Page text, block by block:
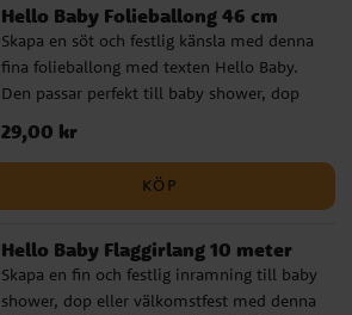
Hello Baby Folieballong 46 cm
Skapa en söt och festlig känsla med denna
fina folieballong med texten Hello Baby.
Den passar perfekt till baby shower, dop
eller välkomstfest och blir ett dekorativt
blickfång som lyfter hela firandet.
Ballongen kan fyllas med helium eller luft
och har en självslutande ventil som gör
egen hand eller tillsammans med andra
ballonger och dekorationer när du vill
skapa en mjuk och genomtänkt festmiljö.
Pris:29,00 kr
29,00 kr
KÖP
Hello Baby Flaggirlang 10 meter
Skapa en fin och festlig inramning till baby
shower, dop eller välkomstfest med denna